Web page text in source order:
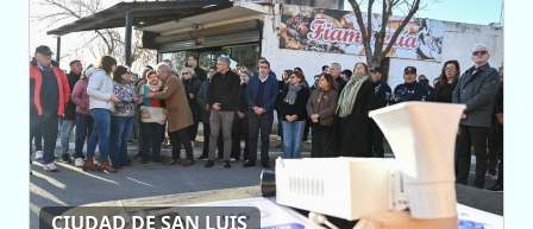
CIUDAD DE SAN LUIS